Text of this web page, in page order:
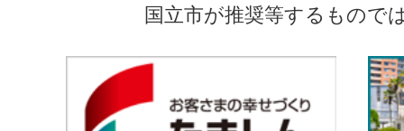
国立市が推奨等するもので